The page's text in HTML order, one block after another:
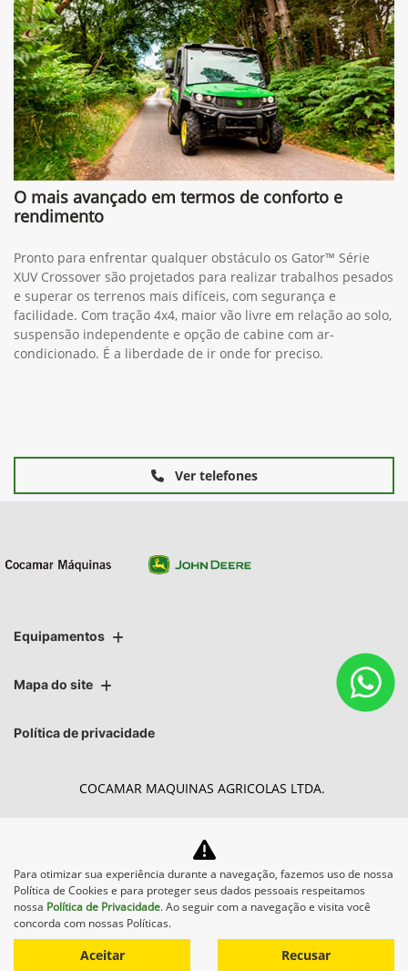
O mais avançado em termos de conforto e
rendimento
Pronto para enfrentar qualquer obstáculo os Gator™ Série
XUV Crossover são projetados para realizar trabalhos pesados
e superar os terrenos mais difíceis, com segurança e
facilidade. Com tração 4x4, maior vão livre em relação ao solo,
suspensão independente e opção de cabine com ar-
condicionado. É a liberdade de ir onde for preciso.
Ver telefones
Equipamentos
Mapa do site
Política de privacidade
COCAMAR MAQUINAS AGRICOLAS LTDA.
Desacelere. Seu bem maior é
a vida.
Para otimizar sua experiência durante a navegação, fazemos uso de nossa
Política de Cookies e para proteger seus dados pessoais respeitamos
nossa Política de Privacidade. Ao seguir com a navegação e visita você
concorda com nossas Políticas.
Aceitar Recusar